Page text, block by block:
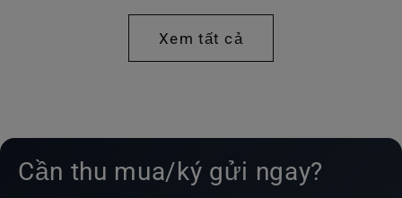
Xem tất cả
Cần thu mua/ký gửi ngay?